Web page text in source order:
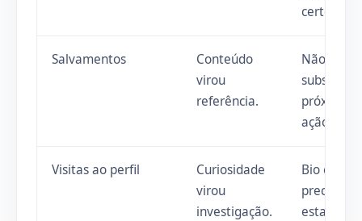
certo.
Salvamentos
Conteúdo
virou
referência.
Não
substitui
próxima
ação.
Visitas ao perfil
Curiosidade
virou
investigação.
Bio e link
precisam
estar